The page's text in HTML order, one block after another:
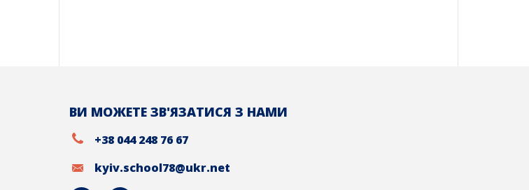
ВИ МОЖЕТЕ ЗВ'ЯЗАТИСЯ З НАМИ
+38 044 248 76 67
kyiv.school78@ukr.net